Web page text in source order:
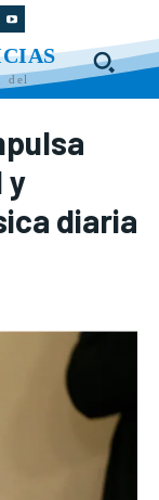
del
y
diaria